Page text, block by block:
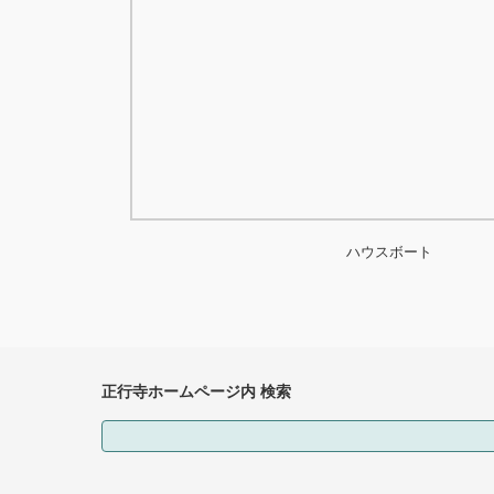
ハウスボート
正行寺ホームページ内 検索
検索: